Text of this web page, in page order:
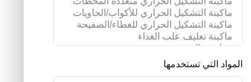
المواد التي تستخدمها